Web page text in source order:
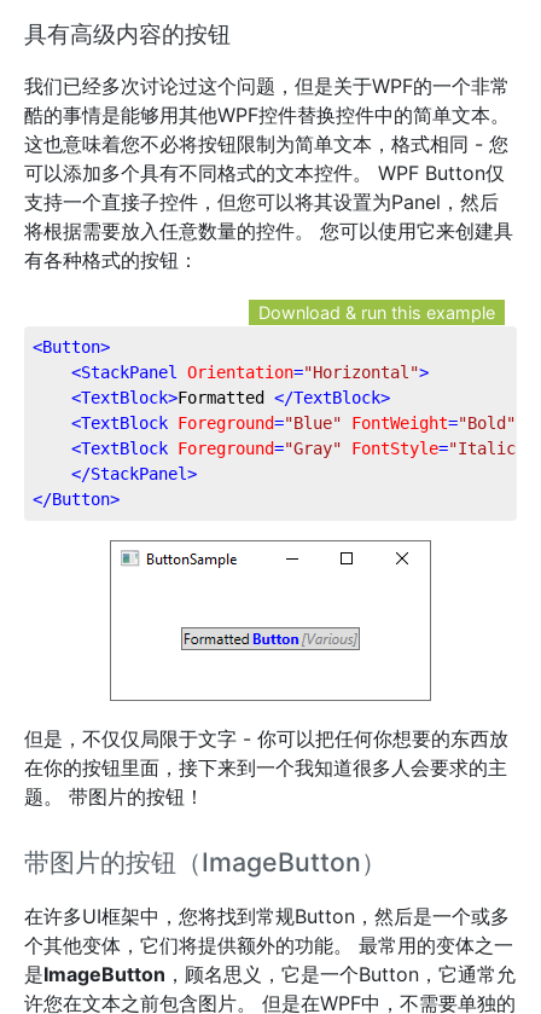
具有高级内容的按钮
我们已经多次讨论过这个问题，但是关于WPF的一个非常
酷的事情是能够用其他WPF控件替换控件中的简单文本。
这也意味着您不必将按钮限制为简单文本，格式相同 - 您
可以添加多个具有不同格式的文本控件。 WPF Button仅
支持一个直接子控件，但您可以将其设置为Panel，然后
将根据需要放入任意数量的控件。 您可以使用它来创建具
有各种格式的按钮：
Download & run this example
<Button>
<StackPanel Orientation="Horizontal">
<TextBlock>Formatted </TextBlock>
<TextBlock Foreground="Blue" FontWeight="Bold"
<TextBlock Foreground="Gray" FontStyle="Italic"
</StackPanel>
</Button>
但是，不仅仅局限于文字 - 你可以把任何你想要的东西放
在你的按钮里面，接下来到一个我知道很多人会要求的主
题。 带图片的按钮！
带图片的按钮（ImageButton）
在许多UI框架中，您将找到常规Button，然后是一个或多
个其他变体，它们将提供额外的功能。 最常用的变体之一
是ImageButton ，顾名思义，它是一个Button，它通常允
许您在文本之前包含图片。 但是在WPF中，不需要单独的